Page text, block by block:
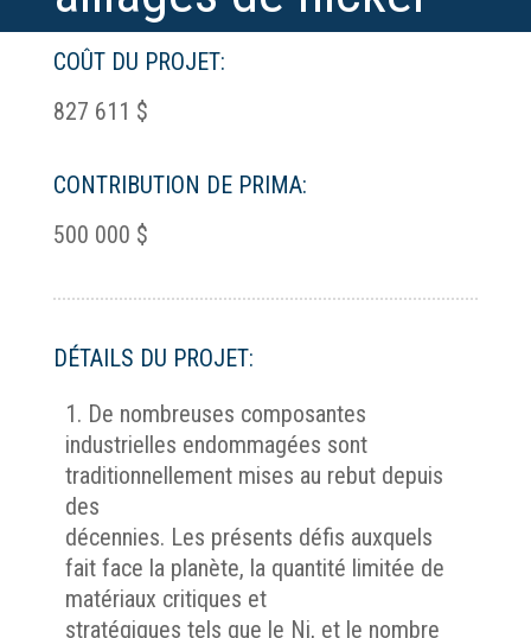
COÛT DU PROJET:
827 611 $
CONTRIBUTION DE PRIMA:
500 000 $
DÉTAILS DU PROJET:
De nombreuses composantes
industrielles endommagées sont
traditionnellement mises au rebut depuis
des
décennies. Les présents défis auxquels
fait face la planète, la quantité limitée de
matériaux critiques et
stratégiques tels que le Ni, et le nombre